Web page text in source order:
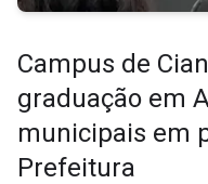
Campus de
graduação em
municipais em
Prefeitura